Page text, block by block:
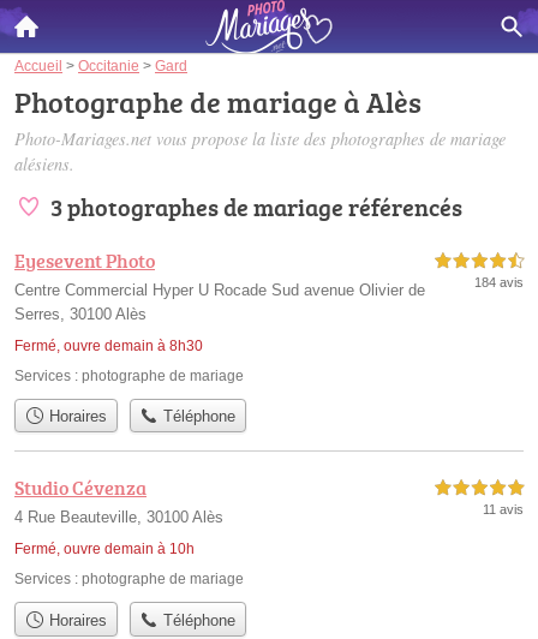
Accueil > Occitanie > Gard
Photographe de mariage à Alès
Photo-Mariages.net vous propose la liste des photographes de mariage
alésiens.
3 photographes de mariage référencés
Eyesevent Photo
Centre Commercial Hyper U Rocade Sud avenue Olivier de
Serres, 30100 Alès
Fermé, ouvre demain à 8h30
4,5 étoiles sur 5
184 avis
Services : photographe de mariage
Horaires Téléphone
Studio Cévenza
4 Rue Beauteville, 30100 Alès
Fermé, ouvre demain à 10h
5,0 étoiles sur 5
11 avis
Services : photographe de mariage
Horaires Téléphone